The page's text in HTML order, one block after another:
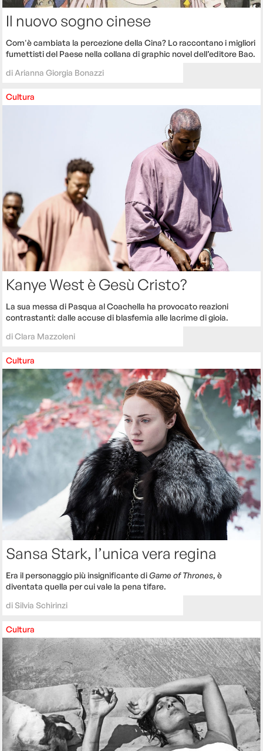
Il nuovo sogno cinese
Com'è cambiata la percezione della Cina? Lo raccontano i migliori
fumettisti del Paese nella collana di graphic novel dell’editore Bao.
di Arianna Giorgia Bonazzi
Cultura
Kanye West è Gesù Cristo?
La sua messa di Pasqua al Coachella ha provocato reazioni
contrastanti: dalle accuse di blasfemia alle lacrime di gioia.
diClara Mazzoleni
Cultura
Sansa Stark, l’unica vera regina
Era il personaggio più insignificante diGame of Thrones, è
diventata quella per cui vale la pena tifare.
diSilvia Schirinzi
Cultura